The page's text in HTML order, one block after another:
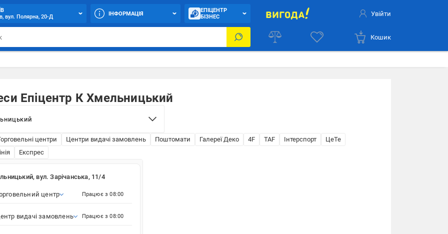
вул. Полярна, 20-Д
ІНФОРМАЦІЯ
ЕПІЦЕНТР
БІЗНЕС
Увійти
Кошик
Епіцентр К Хмельницький
центри Центри видачі замовлень Поштомати Галереї Деко 4F TAF Інтерспорт
ЦеТе
Експрес
вул. Зарічанська, 11/4
центр Працює з 08:00
видачі замовлень Працює з 08:00